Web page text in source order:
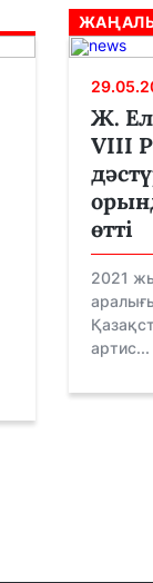
Ж.
VІІI
өтті
2021
артис...